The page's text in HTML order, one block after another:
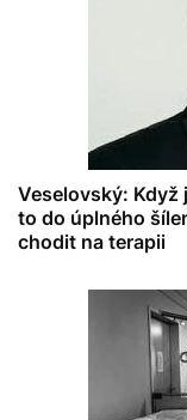
Veselovský: Když
to do úplného
chodit na terapii